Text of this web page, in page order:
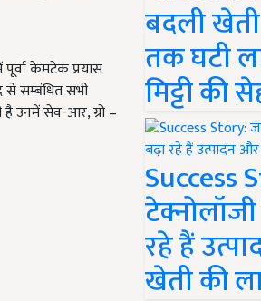
केमटेक प्रयास
सम्बंधित सभी
है उनमें सेव-आर, ग्रो –
बदली
तक घटी
मिट्टी की
Success
रहे हैं
खेती की